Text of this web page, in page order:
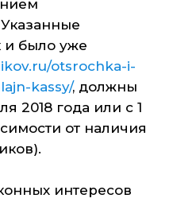
и было уже
otsrochka-i-
kassy/, должны
2018 года или с 1
от наличия
интересов